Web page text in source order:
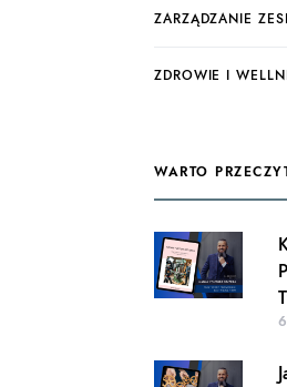
ZARZĄDZANIE
ZDROWIE I
WARTO